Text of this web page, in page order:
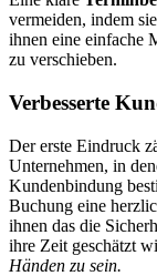
vermeiden, indem
ihnen eine einfache
zu verschieben.
Verbesserte
Der erste Eindruck
Unternehmen, in
Kundenbindung
Buchung eine
ihnen das die
ihre Zeit geschätzt
Händen zu sein.